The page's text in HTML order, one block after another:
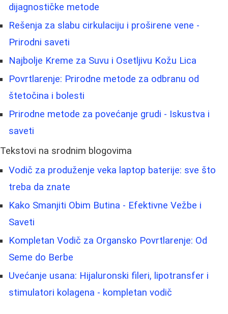
dijagnostičke metode
Rešenja za slabu cirkulaciju i proširene vene -
Prirodni saveti
Najbolje Kreme za Suvu i Osetljivu Kožu Lica
Povrtlarenje: Prirodne metode za odbranu od
štetočina i bolesti
Prirodne metode za povećanje grudi - Iskustva i
saveti
Tekstovi na srodnim blogovima
Vodič za produženje veka laptop baterije: sve što
treba da znate
Kako Smanjiti Obim Butina - Efektivne Vežbe i
Saveti
Kompletan Vodič za Organsko Povrtlarenje: Od
Seme do Berbe
Uvećanje usana: Hijaluronski fileri, lipotransfer i
stimulatori kolagena - kompletan vodič